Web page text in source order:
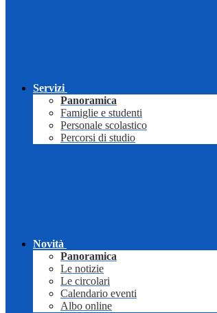
Servizi
Panoramica
Famiglie e studenti
Personale scolastico
Percorsi di studio
Novità
Panoramica
Le notizie
Le circolari
Calendario eventi
Albo online